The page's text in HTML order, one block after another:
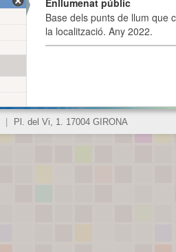
Enllumenat públic
Base dels punts de llum que
la localització. Any 2022.
Pl. del Vi, 1. 17004 GIRONA